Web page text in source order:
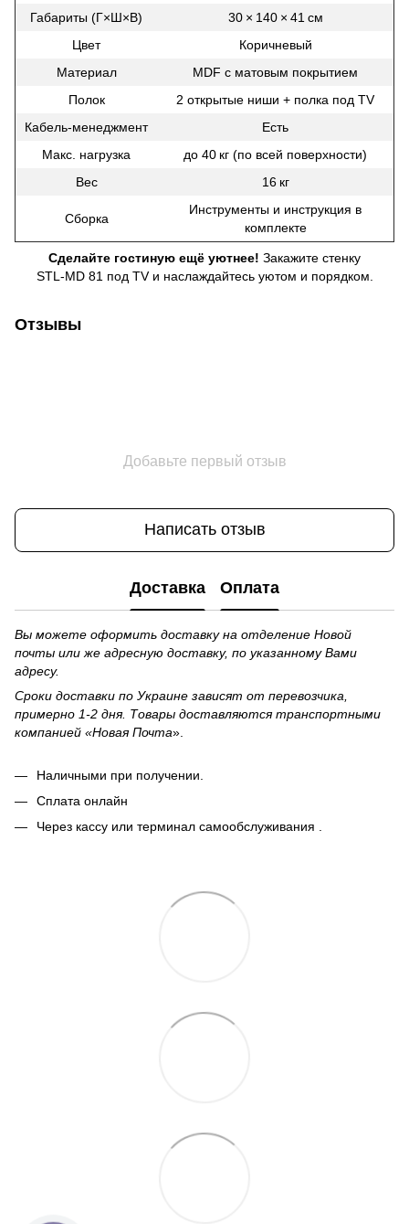
Габариты (Г×Ш×В)
30 × 140 × 41 см
Цвет
Коричневый
Материал
MDF с матовым покрытием
Полок
2 открытые ниши + полка под TV
Кабель‑менеджмент
Есть
Макс. нагрузка
до 40 кг (по всей поверхности)
Вес
16 кг
Сборка
Инструменты и инструкция в
комплекте
Сделайте гостиную ещё уютнее! Закажите стенку
STL‑MD 81 под TV и наслаждайтесь уютом и порядком.
Отзывы
Добавьте первый отзыв
Написать отзыв
Доставка Оплата
Вы можете оформить доставку на отделение Новой
почты или же адресную доставку, по указанному Вами
адресу.
Сроки доставки по Украине зависят от перевозчика,
примерно 1-2 дня. Товары доставляются транспортными
компанией «Новая Почта».
Наличными при получении.
Сплата онлайн
Через кассу или терминал самообслуживания .